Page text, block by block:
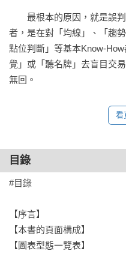
最根本的原因，就是誤判
者，是在對「均線」、「趨
點位判斷」等基本Know-
覺」或「聽名牌」去盲目交
無回。
「不是不想學技術分析，
這是所有剛接觸技術分析
●K線圖資訊複雜，不知該從
●許多盤勢模稜兩可，不知該
●主力騙線和假突破干擾，難
本書３大特點：
看
目錄
#目錄
【序言】
【本書的頁面構成】
【圖表型態一覽表】